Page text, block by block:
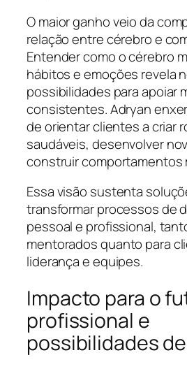
O maior ganho veio da
relação entre cérebro e
Entender como o cérebro
hábitos e emoções revela
possibilidades para apoiar
consistentes. Adryan
de orientar clientes a criar
saudáveis, desenvolver
construir comportamentos
Essa visão sustenta
transformar processos de
pessoal e profissional,
mentorados quanto para
liderança e equipes.
Impacto para o
profissional e
possibilidades